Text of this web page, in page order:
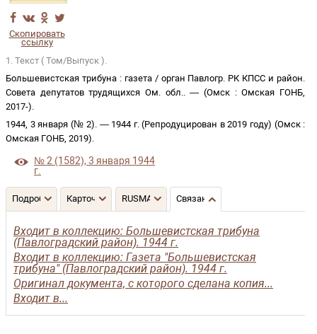
Скопировать
ссылку
1. Текст ( Том/Выпуск ).
Большевистская трибуна : газета / орган Павлогр. РК КПСС и район.
Совета депутатов трудящихся Ом. обл.. — (Омск : Омская ГОНБ,
2017-).
1944, 3 января (№ 2). —1944 г. (Репродуцирован в 2019 году) (Омск :
Омская ГОНБ, 2019).
№ 2 (1582), 3 января 1944
г.
Подробнее Карточка RUSMARC Связанные записи
Входит в коллекцию: Большевистская трибуна
(Павлоградский район). 1944 г.
Входит в коллекцию: Газета "Большевистская
трибуна" (Павлоградский район). 1944 г.
Оригинал документа, с которого сделана копия...
Входит в...